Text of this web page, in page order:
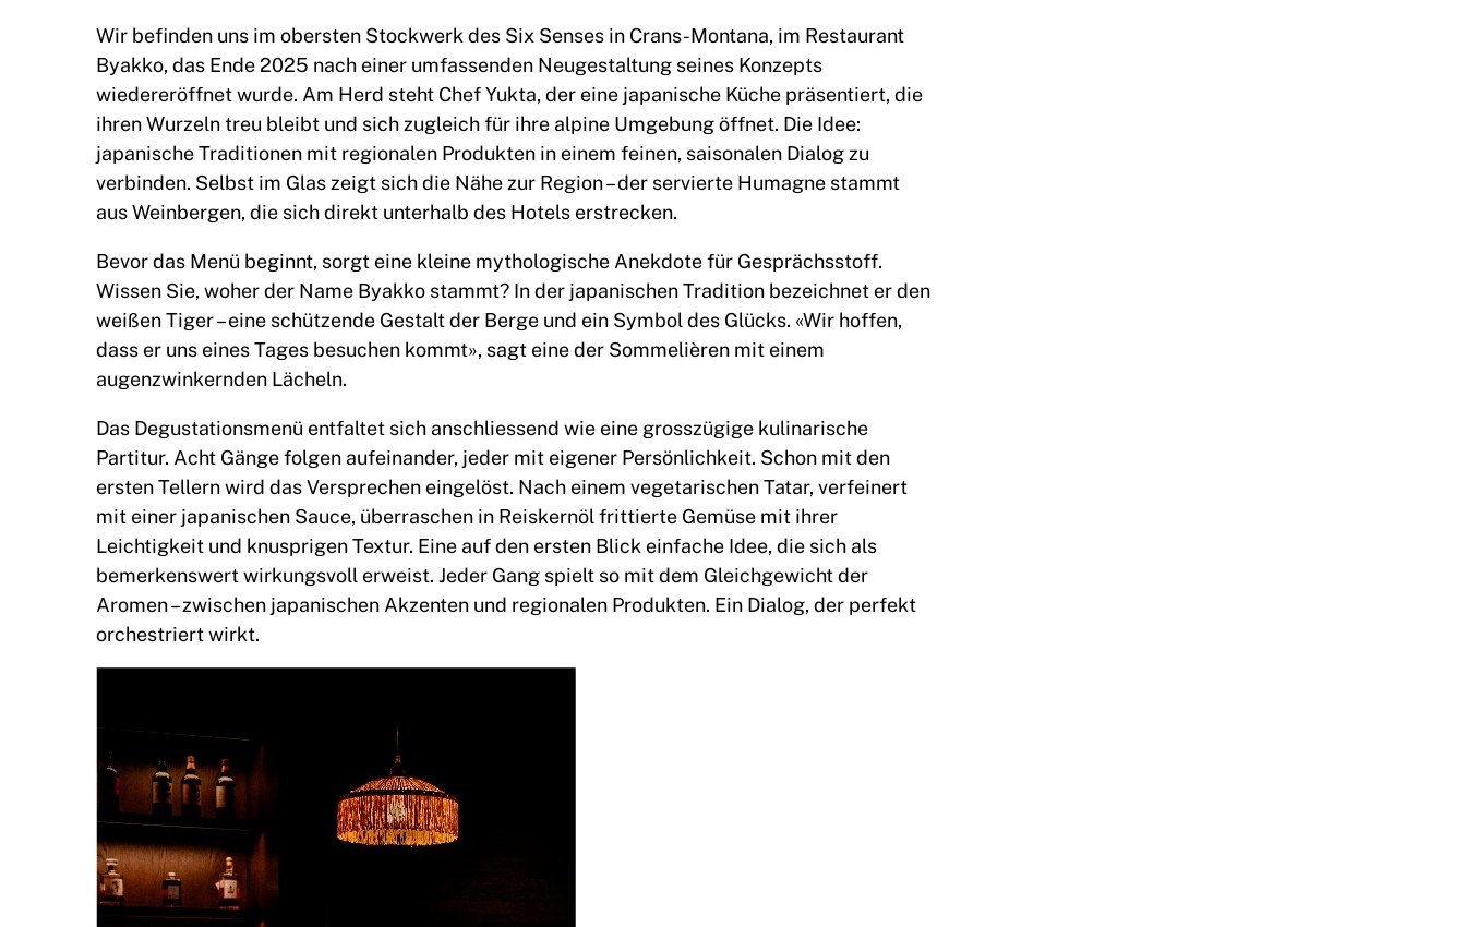
Wir befinden uns im obersten Stockwerk des Six Senses in Crans-Montana, im Restaurant
Byakko, das Ende 2025 nach einer umfassenden Neugestaltung seines Konzepts
wiedereröffnet wurde. Am Herd steht Chef Yukta, der eine japanische Küche präsentiert, die
ihren Wurzeln treu bleibt und sich zugleich für ihre alpine Umgebung öffnet. Die Idee:
japanische Traditionen mit regionalen Produkten in einem feinen, saisonalen Dialog zu
verbinden. Selbst im Glas zeigt sich die Nähe zur Region – der servierte Humagne stammt
aus Weinbergen, die sich direkt unterhalb des Hotels erstrecken.
Bevor das Menü beginnt, sorgt eine kleine mythologische Anekdote für Gesprächsstoff.
Wissen Sie, woher der Name Byakko stammt? In der japanischen Tradition bezeichnet er den
weißen Tiger – eine schützende Gestalt der Berge und ein Symbol des Glücks. «Wir hoffen,
dass er uns eines Tages besuchen kommt», sagt eine der Sommelièren mit einem
augenzwinkernden Lächeln.
Das Degustationsmenü entfaltet sich anschliessend wie eine grosszügige kulinarische
Partitur. Acht Gänge folgen aufeinander, jeder mit eigener Persönlichkeit. Schon mit den
ersten Tellern wird das Versprechen eingelöst. Nach einem vegetarischen Tatar, verfeinert
mit einer japanischen Sauce, überraschen in Reiskernöl frittierte Gemüse mit ihrer
Leichtigkeit und knusprigen Textur. Eine auf den ersten Blick einfache Idee, die sich als
bemerkenswert wirkungsvoll erweist. Jeder Gang spielt so mit dem Gleichgewicht der
Aromen – zwischen japanischen Akzenten und regionalen Produkten. Ein Dialog, der perfekt
orchestriert wirkt.